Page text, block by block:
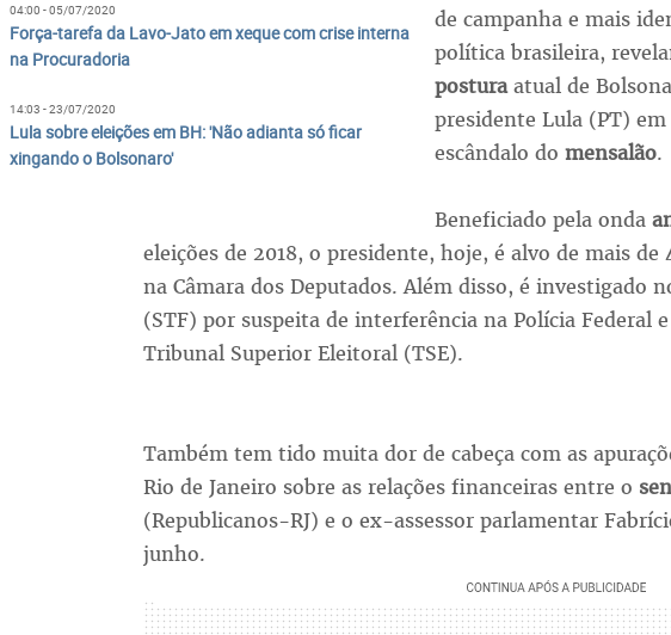
04:00 - 05/07/2020
Força-tarefa da Lavo-Jato em xeque com crise interna
na Procuradoria
14:03 - 23/07/2020
Lula sobre eleições em BH: 'Não adianta só ficar
xingando o Bolsonaro'
de campanha e mais
política brasileira,
posturaatual de
presidente Lula (PT)
escândalo do mensalão.
Beneficiado pela onda
eleições de 2018, o presidente, hoje, é alvo de mais
na Câmara dos Deputados. Além disso, é investigado
(STF) por suspeita de interferência na Polícia Federal
Tribunal Superior Eleitoral (TSE).
Também tem tido muita dor de cabeça com as
Rio de Janeiro sobre as relações financeiras entre o
(Republicanos-RJ) e o ex-assessor parlamentar
junho.